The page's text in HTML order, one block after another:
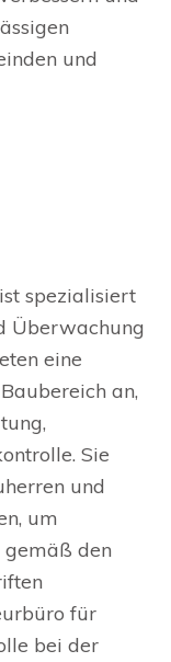
und
spezialisiert
Überwachung
eine
an,
Sie
und
um
gemäß den
für
bei der